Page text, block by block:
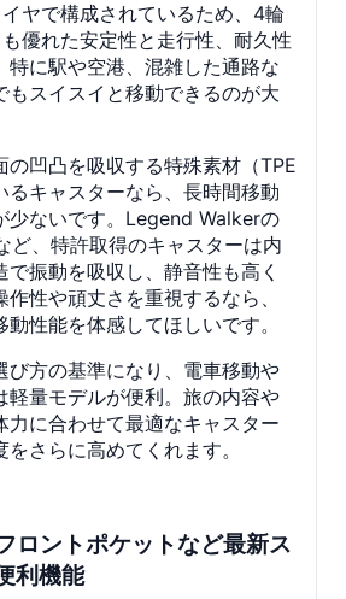
ヤで構成されているため、4輪
優れた安定性と走行性、耐久性
特に駅や空港、混雑した通路な
もスイスイと移動できるのが大
の凹凸を吸収する特殊素材（TPE
るキャスターなら、長時間移動
少ないです。Legend Walkerの
ど、特許取得のキャスターは内
振動を吸収し、静音性も高く
性や頑丈さを重視するなら、
性能を体感してほしいです。
び方の基準になり、電車移動や
軽量モデルが便利。旅の内容や
力に合わせて最適なキャスター
さらに高めてくれます。
ロントポケットなど最新ス
利機能